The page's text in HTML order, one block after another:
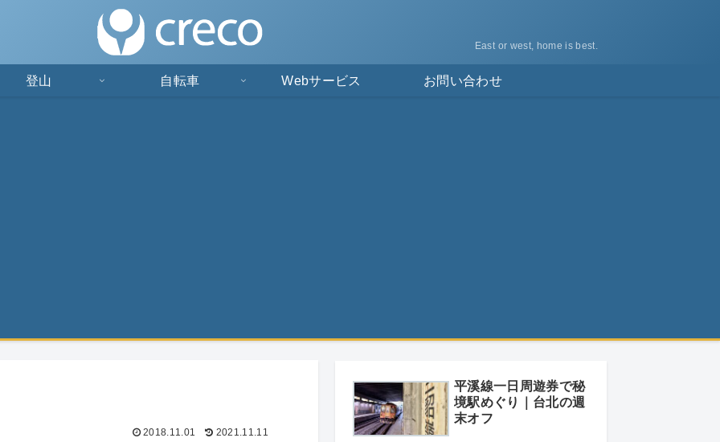
East or west, home is best.
登山 自転車 Webサービス お問い合わせ
2018.11.01 2021.11.11
平溪線一日周遊券で秘
境駅めぐり｜台北の週
末オフ